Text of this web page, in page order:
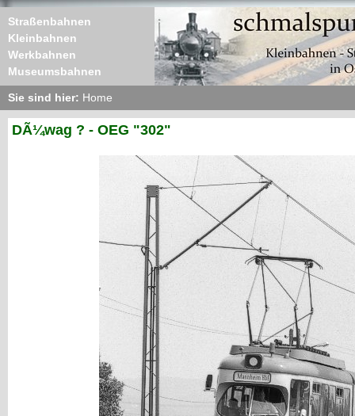
Straßenbahnen
Kleinbahnen
Werkbahnen
Museumsbahnen
Sie sind hier: Home
DÃ¼wag ? - OEG "302"